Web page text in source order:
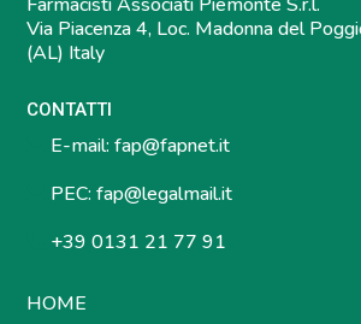
Via Piacenza 4, Loc. Madonna del
(AL) Italy
CONTATTI
E-mail: fap@fapnet.it
PEC: fap@legalmail.it
+39 0131 21 77 91
HOME